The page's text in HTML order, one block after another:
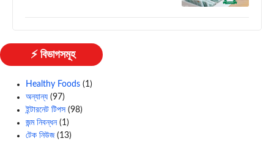
⚡ বিভাগসমূহ
Healthy Foods (1)
অন্যান্য (97)
ইন্টারনেট টিপস (98)
জন্ম নিবন্ধন(1)
টেক নিউজ(13)